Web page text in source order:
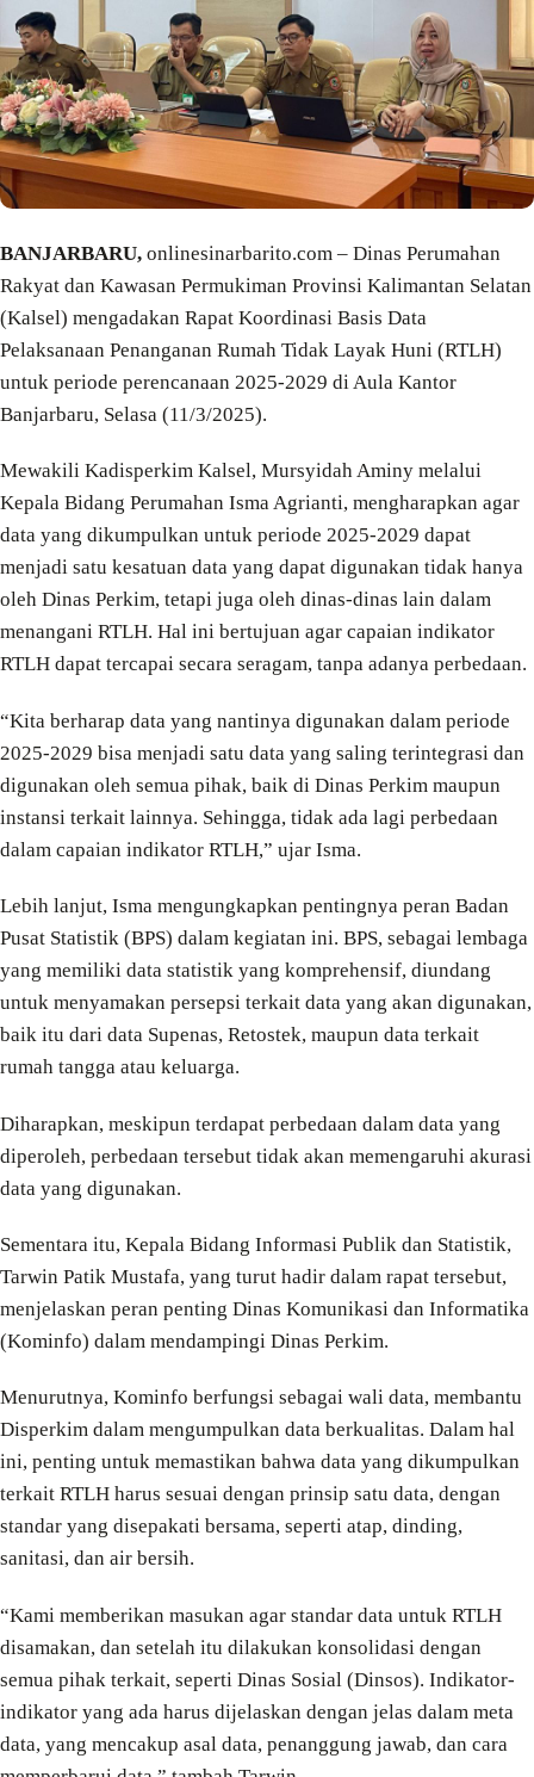
BANJARBARU, onlinesinarbarito.com – Dinas Perumahan
Rakyat dan Kawasan Permukiman Provinsi Kalimantan Selatan
(Kalsel) mengadakan Rapat Koordinasi Basis Data
Pelaksanaan Penanganan Rumah Tidak Layak Huni (RTLH)
untuk periode perencanaan 2025-2029 di Aula Kantor
Banjarbaru, Selasa (11/3/2025).
Mewakili Kadisperkim Kalsel, Mursyidah Aminy melalui
Kepala Bidang Perumahan Isma Agrianti, mengharapkan agar
data yang dikumpulkan untuk periode 2025-2029 dapat
menjadi satu kesatuan data yang dapat digunakan tidak hanya
oleh Dinas Perkim, tetapi juga oleh dinas-dinas lain dalam
menangani RTLH. Hal ini bertujuan agar capaian indikator
RTLH dapat tercapai secara seragam, tanpa adanya perbedaan.
“Kita berharap data yang nantinya digunakan dalam periode
2025-2029 bisa menjadi satu data yang saling terintegrasi dan
digunakan oleh semua pihak, baik di Dinas Perkim maupun
instansi terkait lainnya. Sehingga, tidak ada lagi perbedaan
dalam capaian indikator RTLH,” ujar Isma.
Lebih lanjut, Isma mengungkapkan pentingnya peran Badan
Pusat Statistik (BPS) dalam kegiatan ini. BPS, sebagai lembaga
yang memiliki data statistik yang komprehensif, diundang
untuk menyamakan persepsi terkait data yang akan digunakan,
baik itu dari data Supenas, Retostek, maupun data terkait
rumah tangga atau keluarga.
Diharapkan, meskipun terdapat perbedaan dalam data yang
diperoleh, perbedaan tersebut tidak akan memengaruhi akurasi
data yang digunakan.
Sementara itu, Kepala Bidang Informasi Publik dan Statistik,
Tarwin Patik Mustafa, yang turut hadir dalam rapat tersebut,
menjelaskan peran penting Dinas Komunikasi dan Informatika
(Kominfo) dalam mendampingi Dinas Perkim.
Menurutnya, Kominfo berfungsi sebagai wali data, membantu
Disperkim dalam mengumpulkan data berkualitas. Dalam hal
ini, penting untuk memastikan bahwa data yang dikumpulkan
terkait RTLH harus sesuai dengan prinsip satu data, dengan
standar yang disepakati bersama, seperti atap, dinding,
sanitasi, dan air bersih.
“Kami memberikan masukan agar standar data untuk RTLH
disamakan, dan setelah itu dilakukan konsolidasi dengan
semua pihak terkait, seperti Dinas Sosial (Dinsos). Indikator-
indikator yang ada harus dijelaskan dengan jelas dalam meta
data, yang mencakup asal data, penanggung jawab, dan cara